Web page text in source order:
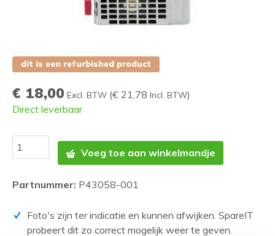
dit is een refurbished product
€ 18,00 Excl. BTW (€ 21,78 Incl. BTW)
Direct leverbaar
Voeg toe aan winkelmandje
Partnummer: P43058-001
Foto's zijn ter indicatie en kunnen afwijken. SpareIT
probeert dit zo correct mogelijk weer te geven.